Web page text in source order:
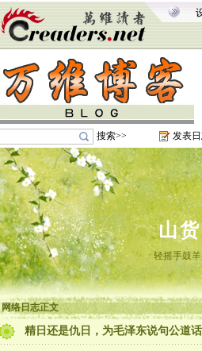
搜索>> 发表
山
轻摇手鼓
网络日志正文
精日还是仇日，为毛泽东说句公道话